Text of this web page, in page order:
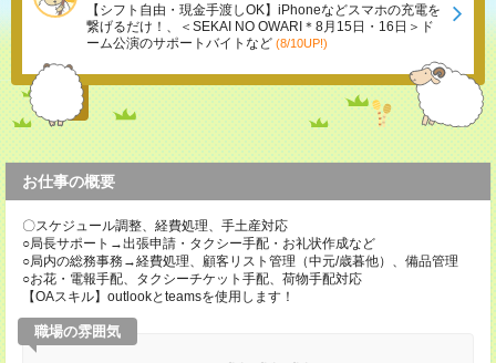
【シフト自由・現金手渡しOK】iPhoneなどスマホの充電を
繋げるだけ！、＜SEKAI NO OWARI＊8月15日・16日＞ド
ーム公演のサポートバイトなど (8/10UP!)
お仕事の概要
〇スケジュール調整、経費処理、手土産対応
○局長サポート→出張申請・タクシー手配・お礼状作成など
○局内の総務事務→経費処理、顧客リスト管理（中元/歳暮他）、備品管理
○お花・電報手配、タクシーチケット手配、荷物手配対応
【OAスキル】outlookとteamsを使用します！
職場の雰囲気